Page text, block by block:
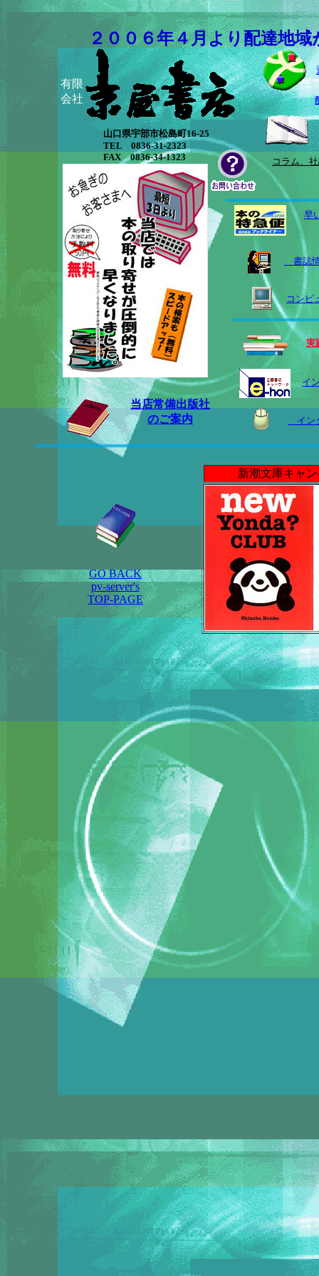
山口県宇部市松島町16-25
TEL 0836-31-2323
FAX 0836-34-1323
有限
会社
コラム、
コンピ
書誌
イン
新潮文庫キャ
GO BACK
pv-server's
TOP-PAGE
イ
実
早
当店常備出版社
のご案内
２００６年４月より配達地